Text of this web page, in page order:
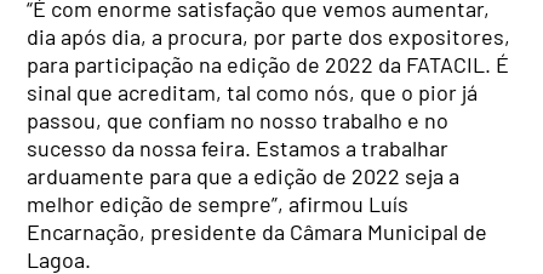
“É com enorme satisfação que vemos aumentar,
dia após dia, a procura, por parte dos expositores,
para participação na edição de 2022 da FATACIL. É
sinal que acreditam, tal como nós, que o pior já
passou, que confiam no nosso trabalho e no
sucesso da nossa feira. Estamos a trabalhar
arduamente para que a edição de 2022 seja a
melhor edição de sempre”, afirmou Luís
Encarnação, presidente da Câmara Municipal de
Lagoa.